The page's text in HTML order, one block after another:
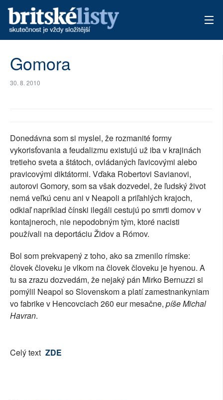
PŘÍSPĚVKY NA PROVOZ
Gomora
30. 8. 2010
Donedávna som si myslel, že rozmanité formy
vykorisťovania a feudalizmu existujú už iba v krajinách
tretieho sveta a štátoch, ovládaných ľavicovými alebo
pravicovými diktátormi. Vďaka Robertovi Savianovi,
autorovi Gomory, som sa však dozvedel, že ľudský život
nemá veľkú cenu ani v Neapoli a priľahlých krajoch,
odkiaľ napríklad čínski ilegáli cestujú po smrti domov v
kontajneroch, nie nepodobným tým, ktoré nacisti
používali na deportáciu Židov a Rómov.
Bol som prekvapený z toho, ako sa zmenilo rímske:
človek človeku je vlkom na človek človeku je hyenou. A
tu sa zrazu dozvedám, že nejaký pán Mirko Bernuzzi si
pomýlil Neapol so Slovenskom a platí zamestnankyniam
vo fabrike v Hencovciach 260 eur mesačne, píše Michal
Havran.
Celý text ZDE